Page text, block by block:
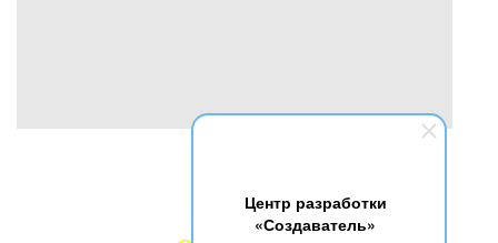
Центр разработки
«Создаватель»
Контакты